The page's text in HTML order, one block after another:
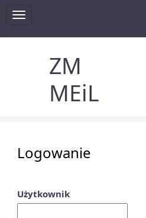
Toggle
navigation
ZM
MEiL
Logowanie
Użytkownik